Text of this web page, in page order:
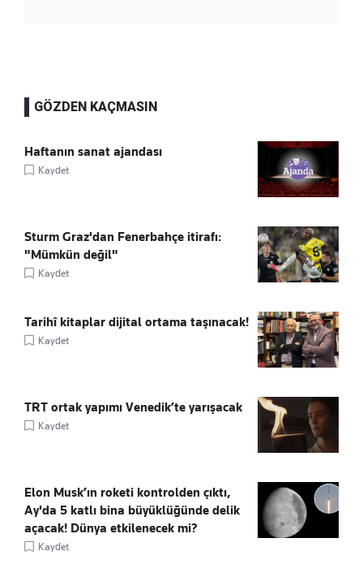
GÖZDEN KAÇMASIN
Haftanın sanat ajandası
Kaydet
Sturm Graz'dan Fenerbahçe itirafı:
"Mümkün değil"
Kaydet
Tarihî kitaplar dijital ortama taşınacak!
Kaydet
TRT ortak yapımı Venedik’te yarışacak
Kaydet
Elon Musk’ın roketi kontrolden çıktı,
Ay'da 5 katlı bina büyüklüğünde delik
açacak! Dünya etkilenecek mi?
Kaydet